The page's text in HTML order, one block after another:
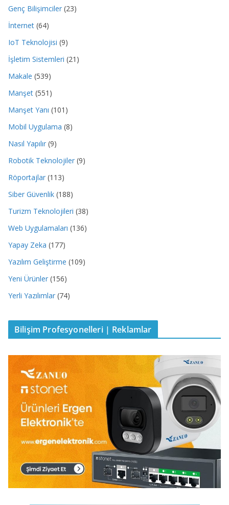
Genç Bilişimciler (23)
İnternet (64)
IoT Teknolojisi (9)
İşletim Sistemleri (21)
Makale (539)
Manşet (551)
Manşet Yanı (101)
Mobil Uygulama (8)
Nasıl Yapılır (9)
Robotik Teknolojiler (9)
Röportajlar (113)
Siber Güvenlik (188)
Turizm Teknolojileri (38)
Web Uygulamaları (136)
Yapay Zeka (177)
Yazılım Geliştirme (109)
Yeni Ürünler (156)
Yerli Yazılımlar (74)
Bilişim Profesyonelleri | Reklamlar